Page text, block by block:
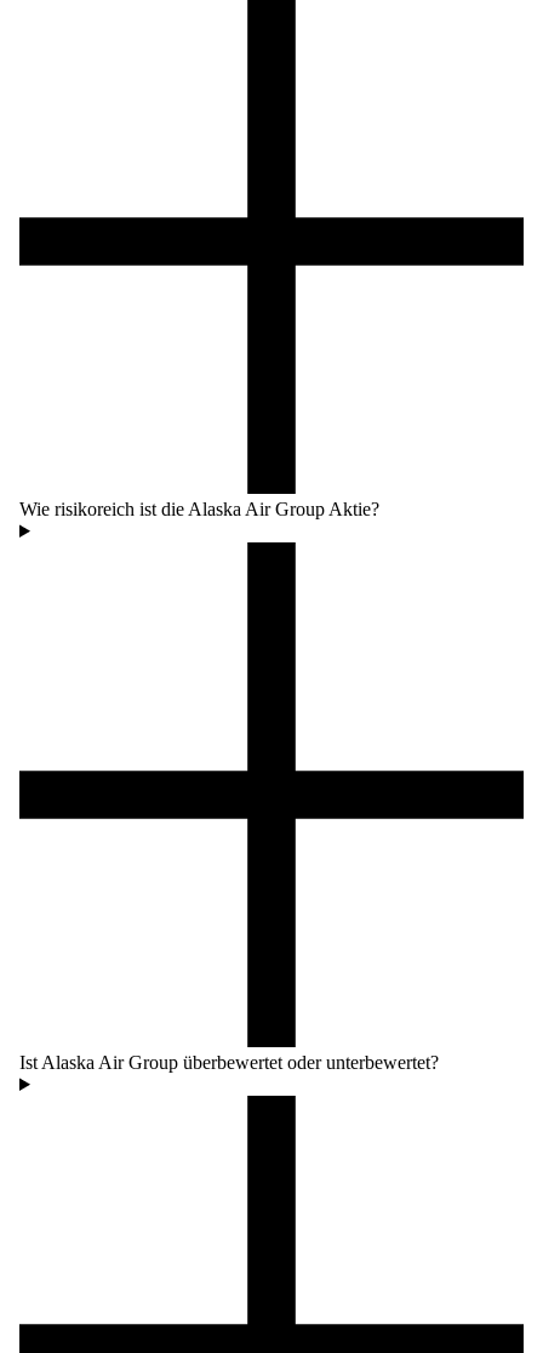
Wie risikoreich ist die Alaska Air Group Aktie?
Ist Alaska Air Group überbewertet oder unterbewertet?